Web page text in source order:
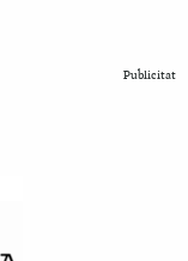
Publicitat